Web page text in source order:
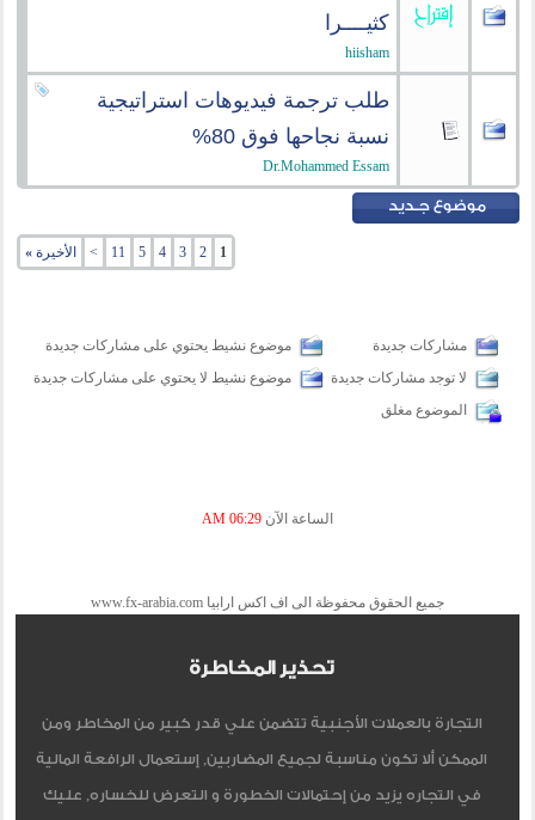
كثيــــرا
hiisham
طلب ترجمة فيديوهات استراتيجية
نسبة نجاحها فوق 80%
Dr.Mohammed Essam
1
2
3
4
5
11
> الأخيرة»
مشاركات جديدة
موضوع نشيط يحتوي على مشاركات جديدة
لا توجد مشاركات جديدة
موضوع نشيط لا يحتوي على مشاركات جديدة
الموضوع مغلق
الساعة الآن 06:29 AM
جميع الحقوق محفوظة الى اف اكس ارابيا www.fx-arabia.com
تحذير المخاطرة
التجارة بالعملات الأجنبية تتضمن علي قدر كبير من المخاطر ومن
الممكن ألا تكون مناسبة لجميع المضاربين, إستعمال الرافعة المالية
في التجاره يزيد من إحتمالات الخطورة و التعرض للخساره, عليك